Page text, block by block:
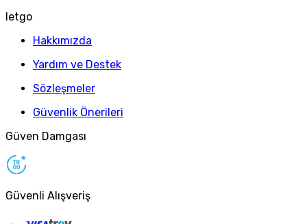
letgo
Hakkımızda
Yardım ve Destek
Sözleşmeler
Güvenlik Önerileri
Güven Damgası
Güvenli Alışveriş